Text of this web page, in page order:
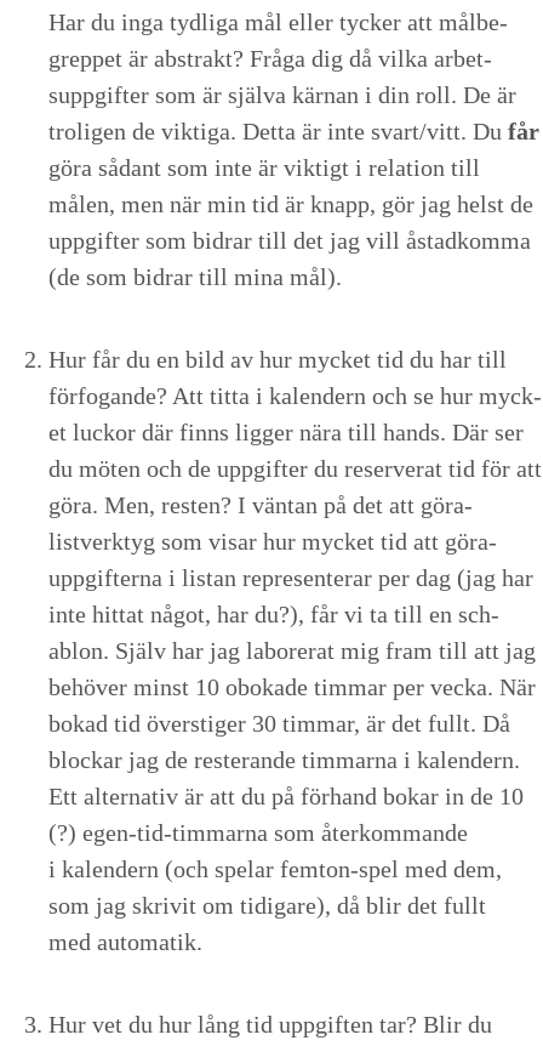
Har du inga tydli­ga mål eller tyck­er att mål­be­
grep­pet är abstrakt? Frå­ga dig då vil­ka arbet­
suppgifter som är själ­va kär­nan i din roll. De är
troli­gen de vik­ti­ga. Det­ta är inte svart/​vitt. Du får
göra sådant som inte är vik­tigt i rela­tion till
målen, men när min tid är knapp, gör jag helst de
uppgifter som bidrar till det jag vill åstad­kom­ma
(de som bidrar till mina mål).
Hur får du en bild av hur myck­et tid du har till
för­fo­gande? Att tit­ta i kalen­dern och se hur myck­
et luck­or där finns lig­ger nära till hands. Där ser
du möten och de uppgifter du reserver­at tid för att
göra. Men, resten? I vän­tan på det att göra-
listverk­tyg som vis­ar hur myck­et tid att göra-
uppgifter­na i lis­tan rep­re­sen­ter­ar per dag (jag har
inte hit­tat något, har du?), får vi ta till en sch­
ablon. Själv har jag labor­erat mig fram till att jag
behöver minst 10 obokade tim­mar per vec­ka. När
bokad tid över­stiger 30 tim­mar, är det fullt. Då
blockar jag de resterande tim­mar­na i kalen­dern.
Ett alter­na­tiv är att du på för­hand bokar in de 10
(?) egen-tid-tim­mar­na som återkom­mande
i kalen­dern (och spelar fem­ton-spel med dem,
som jag skriv­it om tidi­gare), då blir det fullt
med automatik.
Hur vet du hur lång tid uppgiften tar? Blir du